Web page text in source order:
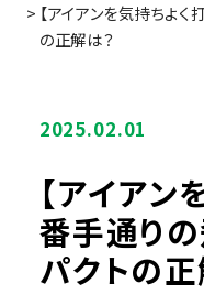
【アイアンを気持ちよ
の正解は？
2025.02.01
【アイアン
番手通り
パクトの正